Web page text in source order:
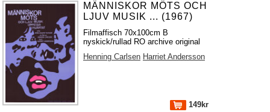
MÄNNISKOR MÖTS OCH
LJUV MUSIK ... (1967)
Filmaffisch 70x100cm B
nyskick/rullad RO archive original
Henning Carlsen Harriet Andersson
149kr